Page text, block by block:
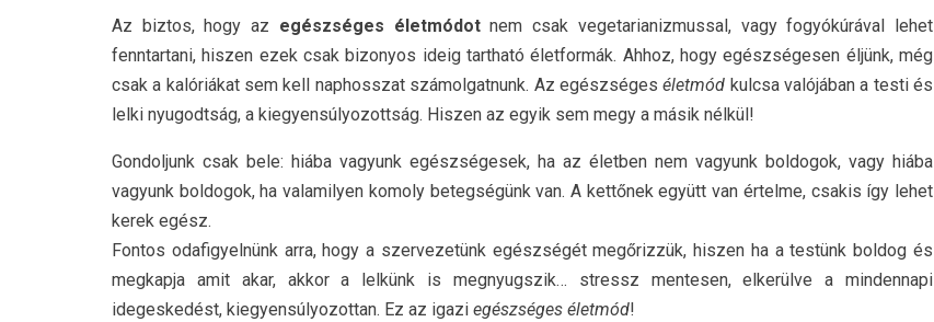
Az biztos, hogy az egészséges életmódotnem csak vegetarianizmussal, vagy fogyókúrával lehet
fenntartani, hiszen ezek csak bizonyos ideig tartható életformák. Ahhoz, hogy egészségesen éljünk, még
csak a kalóriákat sem kell naphosszat számolgatnunk. Az egészségeséletmód kulcsa valójában a testi és
lelki nyugodtság, a kiegyensúlyozottság. Hiszen az egyik sem megy a másik nélkül!
Gondoljunk csak bele: hiába vagyunk egészségesek, ha az életben nem vagyunk boldogok, vagy hiába
vagyunk boldogok, ha valamilyen komoly betegségünk van. A kettőnek együtt van értelme, csakis így lehet
kerek egész.
Fontos odafigyelnünk arra, hogy a szervezetünk egészségét megőrizzük, hiszen ha a testünk boldog és
megkapja amit akar, akkor a lelkünk is megnyugszik… stressz mentesen, elkerülve a mindennapi
idegeskedést, kiegyensúlyozottan. Ez az igazi egészséges életmód!